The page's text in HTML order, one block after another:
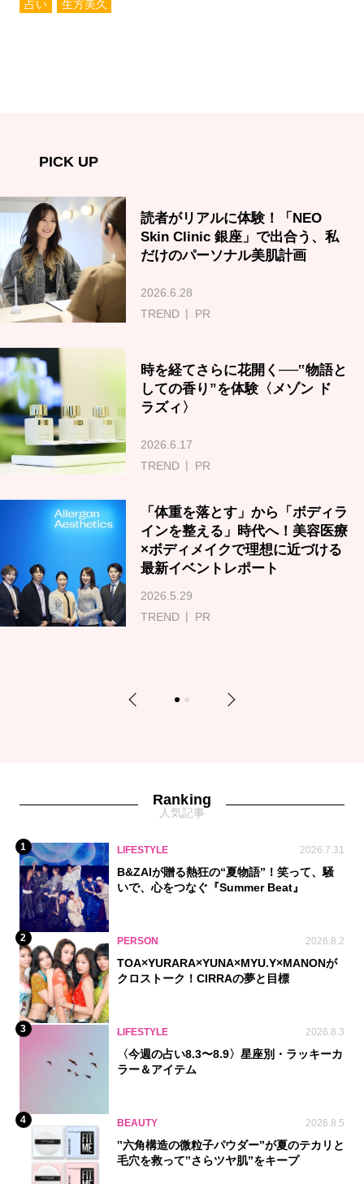
占い 生方美久
PICK UP
読者がリアルに体験！「NEO
Skin Clinic 銀座」で出合う、私
だけのパーソナル美肌計画
2026.6.28
TREND
PR
時を経てさらに花開く──‟物語と
しての香り”を体験〈メゾン ド
ラズィ〉
2026.6.17
TREND
PR
「体重を落とす」から「ボディラ
インを整える」時代へ！美容医療
×ボディメイクで理想に近づける
最新イベントレポート
2026.5.29
TREND
PR
Previous 1 2 Next
Ranking
人気記事
1 LIFESTYLE 2026.7.31
B&ZAIが贈る熱狂の“夏物語”！笑って、騒
いで、心をつなぐ『Summer Beat』
2 PERSON 2026.8.2
TOA×YURARA×YUNA×MYU.Y×MANONが
クロストーク！CIRRAの夢と目標
3 LIFESTYLE 2026.8.3
〈今週の占い8.3〜8.9〉星座別・ラッキーカ
ラー＆アイテム
4 BEAUTY 2026.8.5
‟六角構造の微粒子パウダー”が夏のテカリと
毛穴を救って‟さらツヤ肌”をキープ